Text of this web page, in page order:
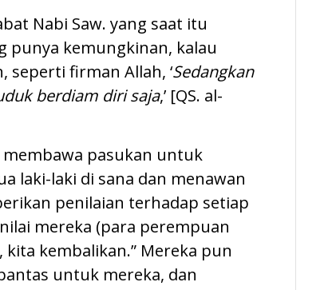
Nabi Saw. yang saat itu
punya kemungkinan, kalau
seperti firman Allah, ‘Sedangkan
berdiam diri saja,’ [QS. al-
pasukan untuk
laki-laki di sana dan menawan
penilaian terhadap setiap
mereka (para perempuan
kembalikan.” Mereka pun
untuk mereka, dan